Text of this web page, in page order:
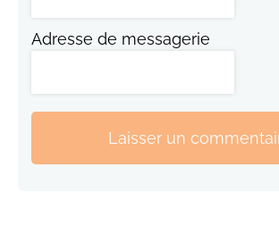
Adresse de messagerie
Laisser un